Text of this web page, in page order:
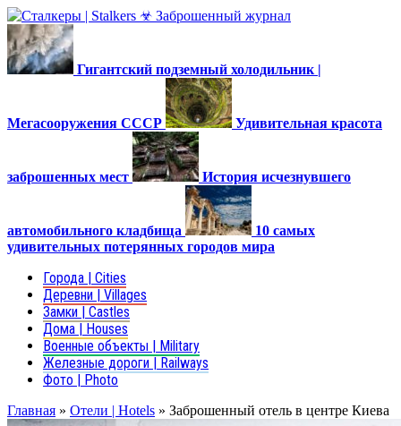
Гигантский подземный холодильник |
Мегасооружения СССР Удивительная красота
заброшенных мест История исчезнувшего
автомобильного кладбища
10 самых
удивительных потерянных городов мира
Города | Cities
Деревни | Villages
Замки | Castles
Дома | Houses
Военные объекты | Military
Железные дороги | Railways
Фото | Photo
Главная » Отели | Hotels » Заброшенный отель в центре Киева